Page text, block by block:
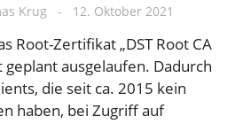
Krug - 12. Oktober 2021
Root-Zertifikat „DST Root CA
geplant ausgelaufen. Dadurch
die seit ca. 2015 kein
haben, bei Zugriff auf